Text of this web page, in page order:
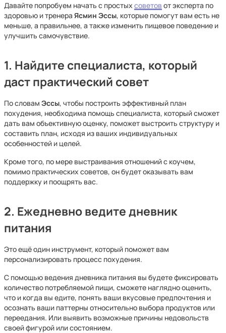
Давайте попробуем начать с простых советов от эксперта по
здоровью и тренера Ясмин Эссы, которые помогут вам есть не
меньше, а правильнее, а также изменить пищевое поведение и
улучшить самочувствие.
1. Найдите специалиста, который
даст практический совет
По словам Эссы, чтобы построить эффективный план
похудения, необходима помощь специалиста, который сможет
дать вам объективную оценку, поможет выстроить структуру и
составить план, исходя из ваших индивидуальных
особенностей и целей.
Кроме того, по мере выстраивания отношений с коучем,
помимо практических советов, он будет оказывать вам
поддержку и поощрять вас.
2. Ежедневно ведите дневник
питания
Это ещё один инструмент, который поможет вам
персонализировать процесс похудения.
С помощью ведения дневника питания вы будете фиксировать
количество потребляемой пищи, сможете наглядно оценить,
что и когда вы едите, понять ваши вкусовые предпочтения и
осознать ваши паттерны относительно выбора продуктов или
переедания. Или выявить возможные причины недовольств
своей фигурой или состоянием.